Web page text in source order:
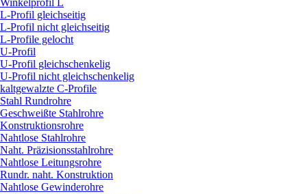
Winkelprofil L
L-Profil gleichseitig
L-Profil nicht gleichseitig
L-Profile gelocht
U-Profil
U-Profil gleichschenkelig
U-Profil nicht gleichschenkelig
kaltgewalzte C-Profile
Stahl Rundrohre
Geschweißte Stahlrohre
Konstruktionsrohre
Nahtlose Stahlrohre
Naht. Präzisionsstahlrohre
Nahtlose Leitungsrohre
Rundr. naht. Konstruktion
Nahtlose Gewinderohre